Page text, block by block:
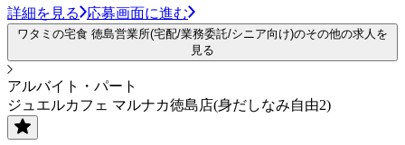
詳細を見る 応募画面に進む
ワタミの宅食 徳島営業所(宅配/業務委託/シニア向け)のその他の求人を
見る
アルバイト・パート
ジュエルカフェ マルナカ徳島店(身だしなみ自由2)